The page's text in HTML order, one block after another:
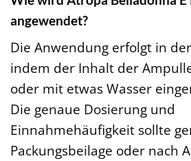
angewendet?
Die Anwendung erfolgt in
indem der Inhalt der
oder mit etwas Wasser
Die genaue Dosierung und
Einnahmehäufigkeit sollte
Packungsbeilage oder nach